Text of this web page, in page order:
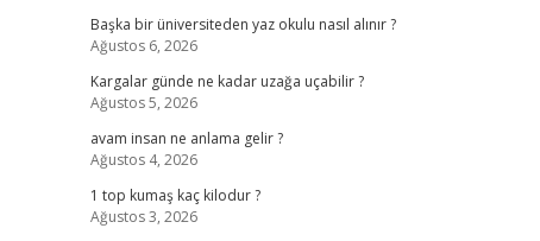
Başka bir üniversiteden yaz okulu nasıl alınır ?
Ağustos 6, 2026
Kargalar günde ne kadar uzağa uçabilir ?
Ağustos 5, 2026
avam insan ne anlama gelir ?
Ağustos 4, 2026
1 top kumaş kaç kilodur ?
Ağustos 3, 2026